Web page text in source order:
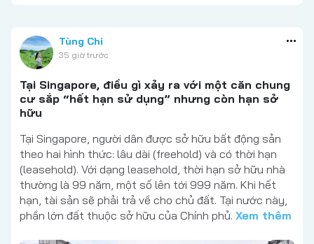
Tùng Chi
35 giờ trước
Tại Singapore, điều gì xảy ra với một căn chung
cư sắp “hết hạn sử dụng” nhưng còn hạn sở
hữu
Tại Singapore, người dân được sở hữu bất động sản
theo hai hình thức: lâu dài (freehold) và có thời hạn
(leasehold). Với dạng leasehold, thời hạn sở hữu nhà
thường là 99 năm, một số lên tới 999 năm. Khi hết
hạn, tài sản sẽ phải trả về cho chủ đất. Tại nước này,
phần lớn đất thuộc sở hữu của Chính phủ. Xem thêm